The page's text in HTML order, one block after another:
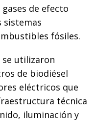
de efecto
sistemas
fósiles.
se utilizaron
de biodiésel
eléctricos que
técnica
iluminación y